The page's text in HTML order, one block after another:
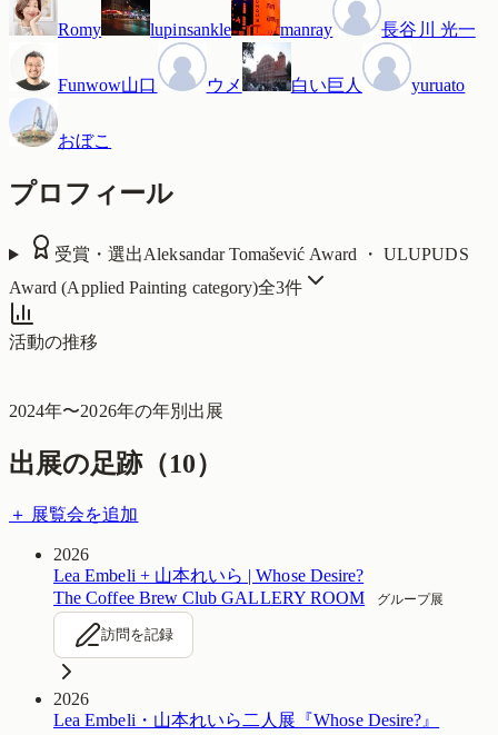
Romy lupinsankle manray 長谷川 光一
Funwow山口 ウメ 白い巨人 yuruato
おぼこ
プロフィール
受賞・選出Aleksandar Tomašević Award ・ ULUPUDS
Award (Applied Painting category)全3件
活動の推移
2024年〜2026年の年別出展
出展の足跡（10）
＋ 展覧会を追加
2026
Lea Embeli + 山本れいら | Whose Desire?
The Coffee Brew Club GALLERY ROOM
グループ展
訪問を記録
2026
Lea Embeli・山本れいら二人展『Whose Desire?』